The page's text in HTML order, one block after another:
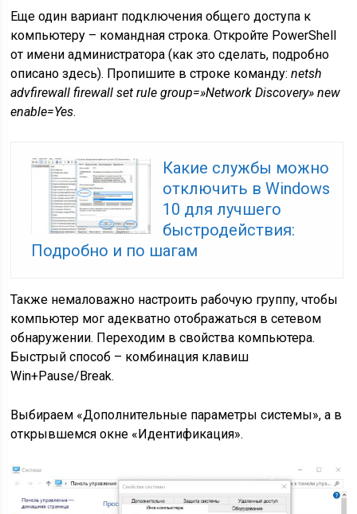
Еще один вариант подключения общего доступа к
компьютеру – командная строка. Откройте PowerShell
от имени администратора (как это сделать, подробно
описано здесь). Пропишите в строке команду:netsh
advfirewall firewall set rule group=»Network Discovery» new
enable=Yes.
Какие службы можно
отключить в Windows
10 для лучшего
быстродействия:
Подробно и по шагам
Также немаловажно настроить рабочую группу, чтобы
компьютер мог адекватно отображаться в сетевом
обнаружении. Переходим в свойства компьютера.
Быстрый способ – комбинация клавиш
Win+Pause/Break.
Выбираем «Дополнительные параметры системы», а в
открывшемся окне «Идентификация».